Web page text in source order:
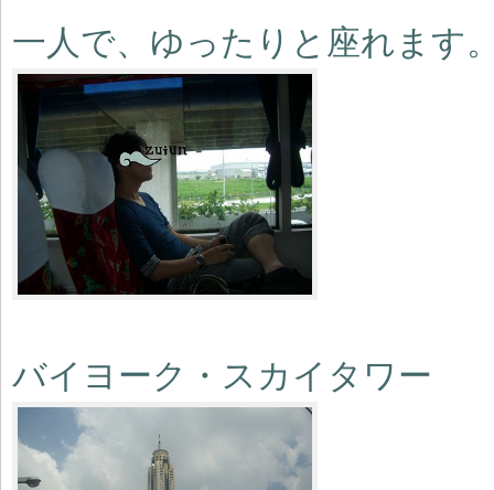
一人で、ゆったりと座れます
バイヨーク・スカイタワー